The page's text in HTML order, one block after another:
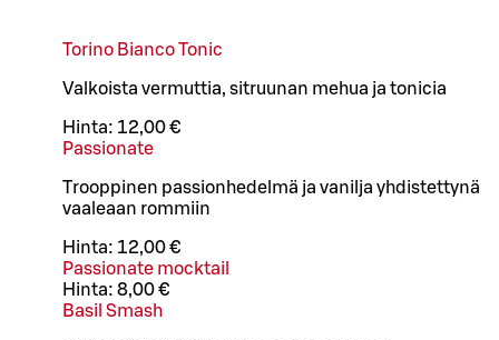
Torino Bianco Tonic
Valkoista vermuttia, sitruunan mehua ja tonicia
Hinta: 12,00 €
Passionate
Trooppinen passionhedelmä ja vanilja yhdistettynä
vaaleaan rommiin
Hinta: 12,00 €
Passionate mocktail
Hinta: 8,00 €
Basil Smash